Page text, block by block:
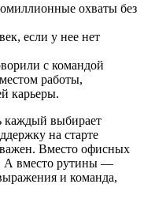
охваты без
с командой
работы,
карьеры.
каждый выбирает
на старте
важен. Вместо офисных
А вместо рутины —
и команда,